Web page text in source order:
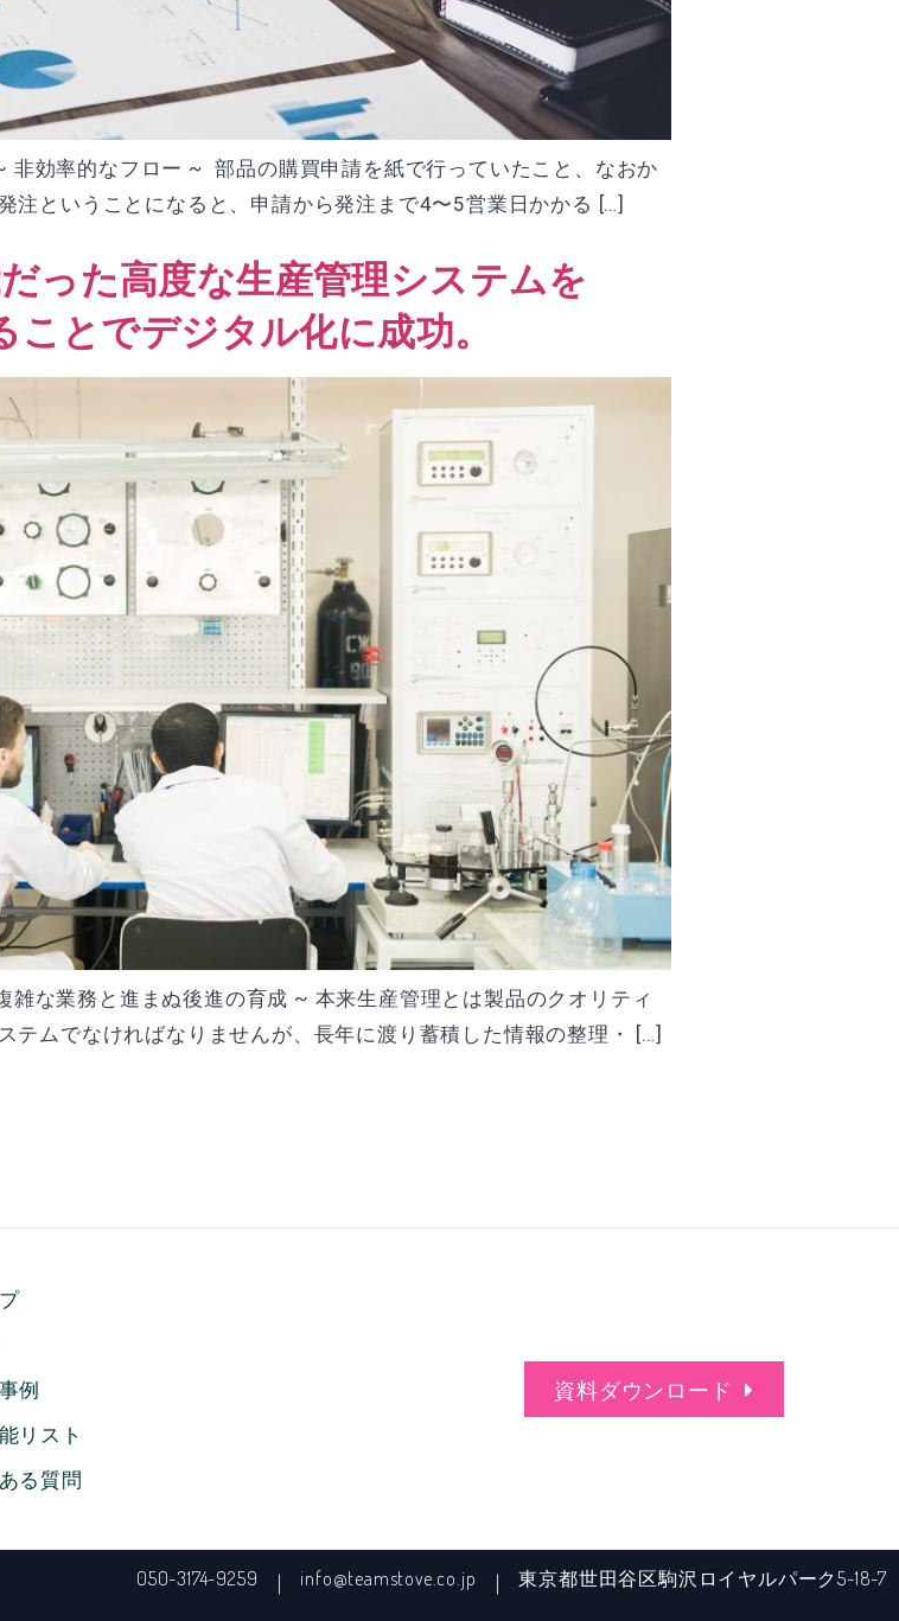
非効率的なフロー ~ 部品の購買申請を紙で行っていたこと、なおか
注ということになると、申請から発注まで4〜5営業日かかる […]
った高度な生産管理システムを
とでデジタル化に成功。
な業務と進まぬ後進の育成 ~ 本来生産管理とは製品のクオリティ
テムでなければなりませんが、長年に渡り蓄積した情報の整理・ […]
例
リスト
る質問
資料ダウンロード
050-3174-9259 info@teamstove.co.jp 東京都世田谷区駒沢ロイヤルパーク5-18-7